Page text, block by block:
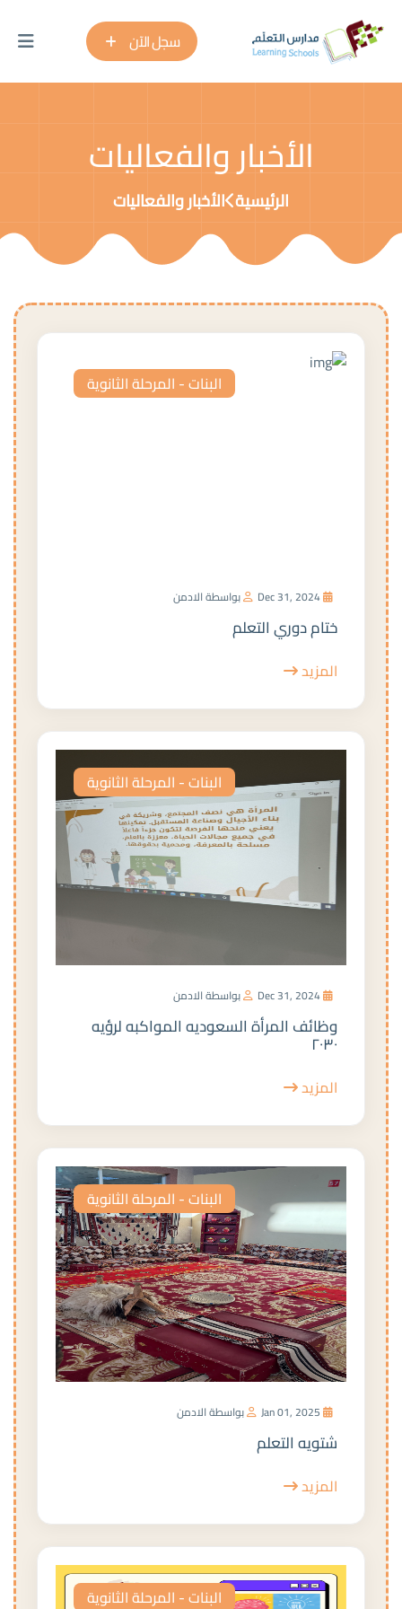
سجل الآن
الأخبار والفعاليات
الرئيسية الأخبار والفعاليات
البنات - المرحلة الثانوية
بواسطة الادمن
ختام دوري التعلم
المزيد
البنات - المرحلة الثانوية
بواسطة الادمن
وظائف المرأة السعوديه المواكبه لرؤيه
٢٠٣٠
المزيد
البنات - المرحلة الثانوية
بواسطة الادمن
شتويه التعلم
المزيد
البنات - المرحلة الثانوية